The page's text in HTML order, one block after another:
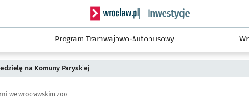
Serwis informacyjny wroclaw.pl podserwis:
Program Tramwajowo-Autobusowy
na Komuny Paryskiej
we wrocławskim zoo